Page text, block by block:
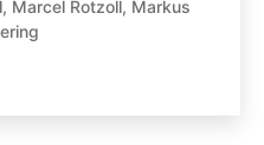
, Marcel Rotzoll, Markus